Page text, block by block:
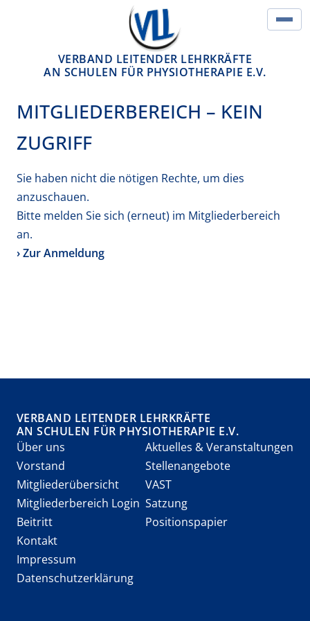
VERBAND LEITENDER LEHRKRÄFTE
AN SCHULEN FÜR PHYSIOTHERAPIE E.V.
MITGLIEDERBEREICH – KEIN
ZUGRIFF
Sie haben nicht die nötigen Rechte, um dies
anzuschauen.
Bitte melden Sie sich (erneut) im Mitgliederbereich
an.
› Zur Anmeldung
VERBAND LEITENDER LEHRKRÄFTE
AN SCHULEN FÜR PHYSIOTHERAPIE E.V.
Über uns
Vorstand
Mitgliederübersicht
Mitgliederbereich Login
Beitritt
Aktuelles & Veranstaltungen
Stellenangebote
VAST
Satzung
Positionspapier
Kontakt
Impressum
Datenschutzerklärung